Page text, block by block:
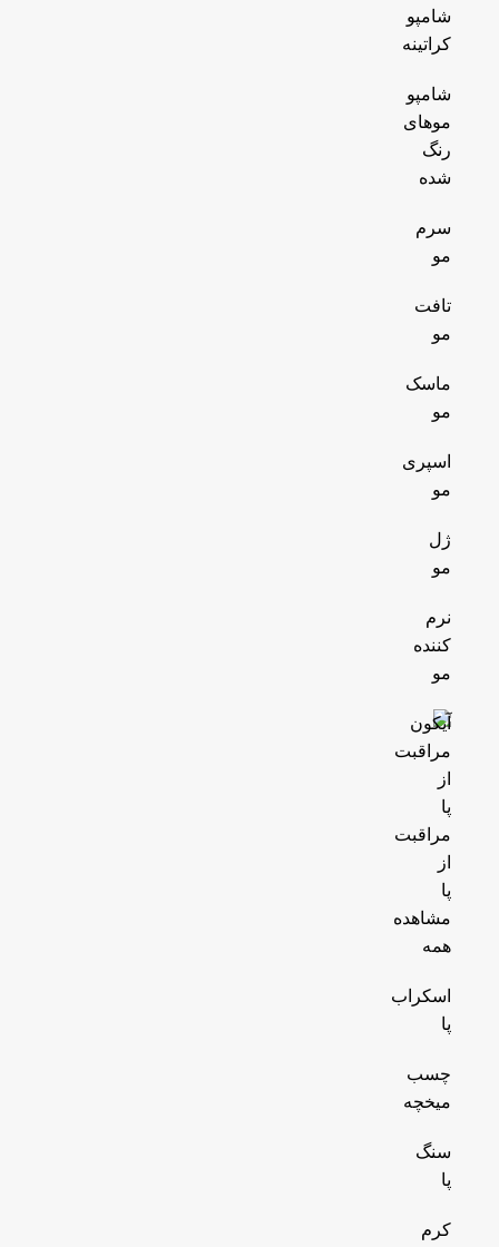
شامپو
کراتینه
شامپو
موهای
رنگ
شده
سرم
مو
تافت
مو
ماسک
مو
اسپری
مو
ژل
مو
نرم
کننده
مو
مراقبت
از
پا
مشاهده
همه
اسکراب
پا
چسب
میخچه
سنگ
پا
کرم